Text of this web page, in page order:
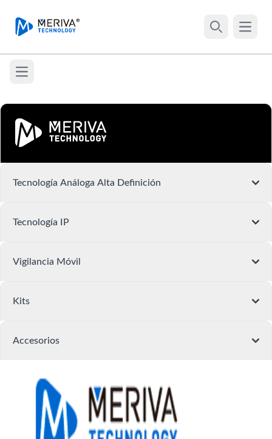
Your Company
Open
Open main menu
Tecnología Análoga Alta Definición
Tecnología IP
Vigilancia Móvil
Kits
Accesorios